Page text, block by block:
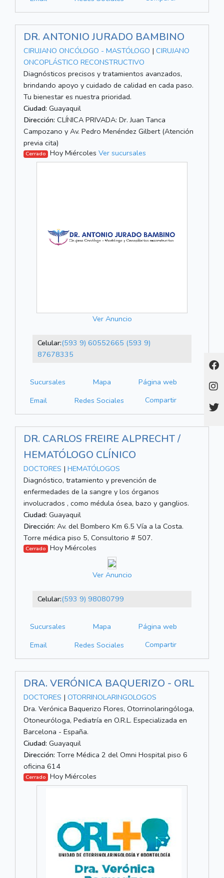
DR. ANTONIO JURADO BAMBINO
CIRUJANO ONCÓLOGO - MASTÓLOGO | CIRUJANO
ONCOPLÁSTICO RECONSTRUCTIVO
Diagnósticos precisos y tratamientos avanzados,
brindando apoyo y cuidado de calidad en cada paso.
Tu bienestar es nuestra prioridad.
Ciudad: Guayaquil
Dirección: CLÍNICA PRIVADA: Dr. Juan Tanca
Campozano y Av. Pedro Menéndez Gilbert (Atención
previa cita)
Cerrado Hoy Miércoles Ver sucursales
Ver Anuncio
Celular:(593 9) 60552665 (593 9)
87678335
Sucursales Mapa
Página web
Email
Redes Sociales Compartir
DR. CARLOS FREIRE ALPRECHT /
HEMATÓLOGO CLÍNICO
DOCTORES | HEMATÓLOGOS
Diagnóstico, tratamiento y prevención de
enfermedades de la sangre y los órganos
involucrados , como médula ósea, bazo y ganglios.
Ciudad: Guayaquil
Dirección: Av. del Bombero Km 6.5 Vía a la Costa.
Torre médica piso 5, Consultorio # 507.
Cerrado Hoy Miércoles
Ver Anuncio
Celular:(593 9) 98080799
Sucursales Mapa
Página web
Email
Redes Sociales Compartir
DRA. VERÓNICA BAQUERIZO - ORL
DOCTORES | OTORRINOLARINGOLOGOS
Dra. Verónica Baquerizo Flores, Otorrinolaringóloga,
Otoneuróloga, Pediatría en O.R.L. Especializada en
Barcelona - España.
Ciudad: Guayaquil
Dirección: Torre Médica 2 del Omni Hospital piso 6
oficina 614
Cerrado Hoy Miércoles